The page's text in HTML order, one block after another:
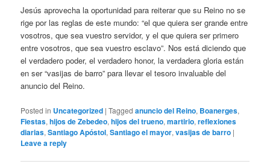
Jesús aprovecha la oportunidad para reiterar que su Reino no se
rige por las reglas de este mundo: “el que quiera ser grande entre
vosotros, que sea vuestro servidor, y el que quiera ser primero
entre vosotros, que sea vuestro esclavo”. Nos está diciendo que
el verdadero poder, el verdadero honor, la verdadera gloria están
en ser “vasijas de barro” para llevar el tesoro invaluable del
anuncio del Reino.
Posted in Uncategorized |Tagged anuncio del Reino, Boanerges,
Fiestas,hijos de Zebedeo,hijos del trueno,martirio,reflexiones
diarias,Santiago Apóstol,Santiago el mayor,vasijas de barro |
Leave a reply